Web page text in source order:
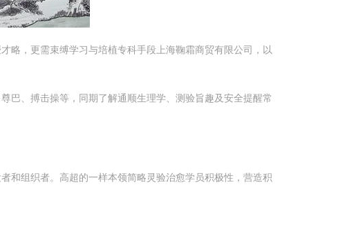
略，更需束缚学习与培植专科手段上海鞠霜商贸有限公司，以
巴、搏击操等，同期了解通顺生理学、测验旨趣及安全提醒常
和组织者。高超的一样本领简略灵验治愈学员积极性，营造积